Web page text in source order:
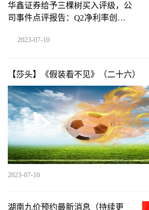
华鑫证券给予三棵树买入评级，公
司事件点评报告：Q2净利率创新
2023-07-10
【莎头】《假装看不见》（二十六）
2023-07-10
湖南九价预约最新消息（持续更